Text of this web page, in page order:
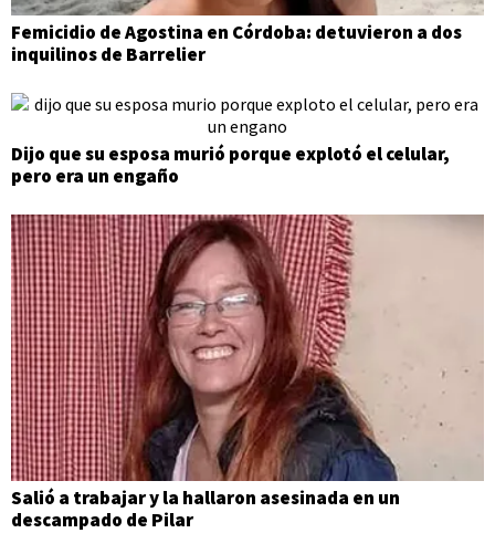
Femicidio de Agostina en Córdoba: detuvieron a dos
inquilinos de Barrelier
Dijo que su esposa murió porque explotó el celular,
pero era un engaño
Salió a trabajar y la hallaron asesinada en un
descampado de Pilar